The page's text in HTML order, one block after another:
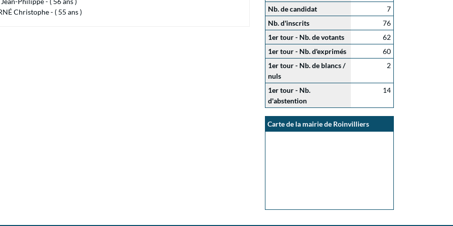
Christophe - ( 55 ans )
Nb. de candidat
7
Nb. d'inscrits
76
1er tour - Nb. de votants
62
1er tour - Nb. d'exprimés
60
1er tour - Nb. de blancs /
nuls
2
1er tour - Nb.
d'abstention
14
Carte de la mairie de Roinvilliers